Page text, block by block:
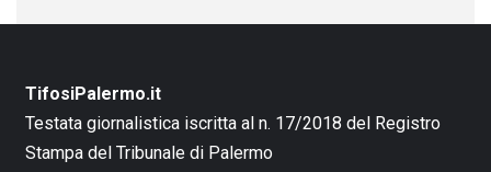
TifosiPalermo.it
Testata giornalistica iscritta al n. 17/2018 del Registro
Stampa del Tribunale di Palermo